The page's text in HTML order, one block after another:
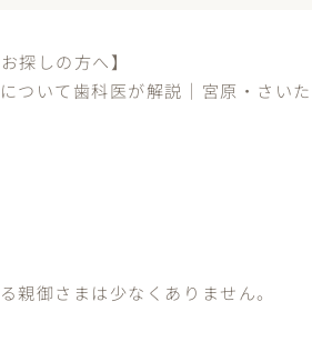
探しの方へ】
ついて歯科医が解説｜宮原・さい
親御さまは少なくありません。